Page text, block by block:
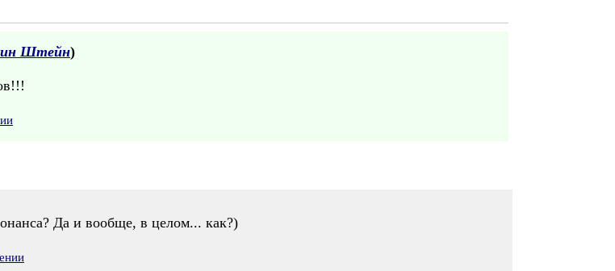
Штейн)
Да и вообще, в целом... как?)